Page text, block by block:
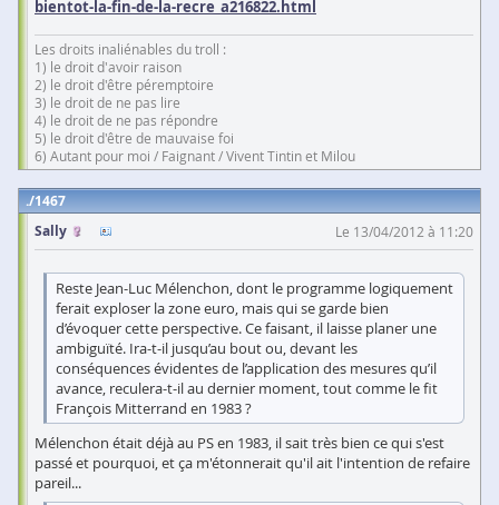
bientot-la-fin-de-la-recre_a216822.html
Les droits inaliénables du troll :
1) le droit d'avoir raison
2) le droit d'être péremptoire
3) le droit de ne pas lire
4) le droit de ne pas répondre
5) le droit d'être de mauvaise foi
6) Autant pour moi / Faignant / Vivent Tintin et Milou
1467
Sally
Le 13/04/2012 à 11:20
Reste Jean-Luc Mélenchon, dont le programme logiquement
ferait exploser la zone euro, mais qui se garde bien
d’évoquer cette perspective. Ce faisant, il laisse planer une
ambiguïté. Ira-t-il jusqu’au bout ou, devant les
conséquences évidentes de l’application des mesures qu’il
avance, reculera-t-il au dernier moment, tout comme le fit
François Mitterrand en 1983 ?
Mélenchon était déjà au PS en 1983, il sait très bien ce qui s'est
passé et pourquoi, et ça m'étonnerait qu'il ait l'intention de refaire
pareil...